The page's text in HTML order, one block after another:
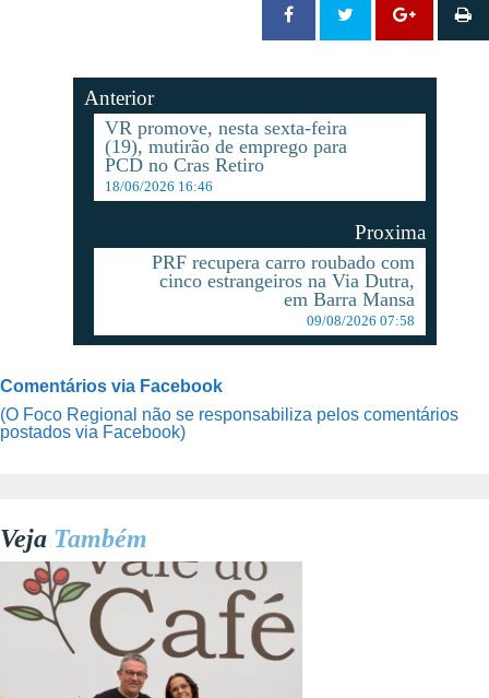
Anterior
VR promove, nesta sexta-feira
(19), mutirão de emprego para
PCD no Cras Retiro
18/06/2026 16:46
Proxima
PRF recupera carro roubado com
cinco estrangeiros na Via Dutra,
em Barra Mansa
09/08/2026 07:58
Comentários via Facebook
(O Foco Regional não se responsabiliza pelos comentários
postados via Facebook)
Veja Também